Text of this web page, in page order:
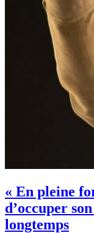
« En pleine
d’occuper
longtemps